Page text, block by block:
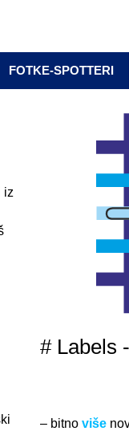
FOTKE-SPOTTERI
iz
# Labels
– bitno više